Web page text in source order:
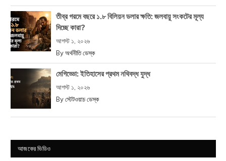
তীব্র গরমে বছরে ১.৮ বিলিয়ন ডলার ক্ষতি: জলবায়ু সংকটের মূল্য
দিচ্ছে কারা?
আগস্ট ১, ২০২৬
By অর্থনীতি ডেস্ক
মেগিড্ডো: ইতিহাসের প্রথম নথিবদ্ধ যুদ্ধ
আগস্ট ১, ২০২৬
By স্টেটওয়াচ ডেস্ক
আজকের ভিডিও